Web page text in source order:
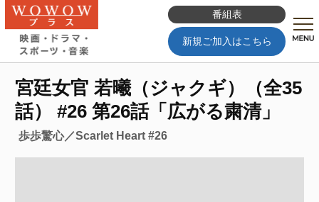
番組表
新規ご加入はこちら
宮廷女官 若曦（ジャクギ）（全35
話） #26 第26話「広がる粛清」
歩歩驚心／Scarlet Heart #26